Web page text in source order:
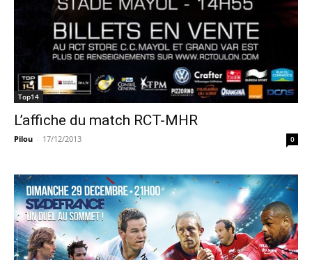
Top14
L’affiche du match RCT-MHR
Pilou - 17/12/2013 0